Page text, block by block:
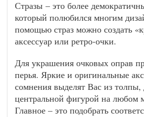
Стразы – это более
который полюбился многим
помощью страз можно создать
аксессуар или ретро-очки.
Для украшения очковых оправ
перья. Яркие и оригинальные
сомнения выделят Вас из толпы,
центральной фигурой на любом
Главное – это подобрать